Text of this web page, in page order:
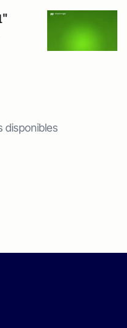
disponibles